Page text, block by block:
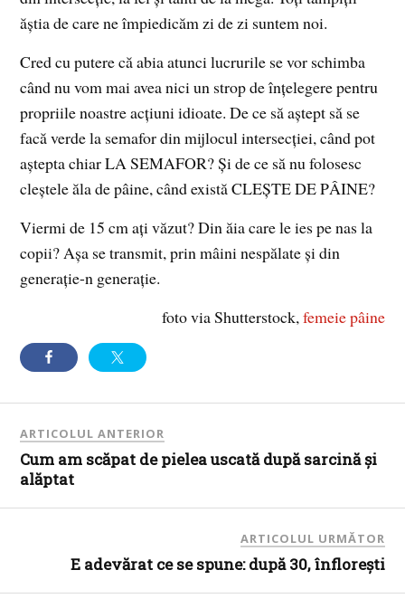
ăștia de care ne împiedicăm zi de zi suntem noi.
Cred cu putere că abia atunci lucrurile se vor schimba
când nu vom mai avea nici un strop de înțelegere pentru
propriile noastre acțiuni idioate. De ce să aștept să se
facă verde la semafor din mijlocul intersecției, când pot
aștepta chiar LA SEMAFOR? Și de ce să nu folosesc
cleștele ăla de pâine, când există CLEȘTE DE PÂINE?
Viermi de 15 cm ați văzut? Din ăia care le ies pe nas la
copii? Așa se transmit, prin mâini nespălate și din
generație-n generație.
foto via Shutterstock,femeie pâine
ARTICOLUL ANTERIOR
Cum am scăpat de pielea uscată după sarcină și
alăptat
ARTICOLUL URMĂTOR
E adevărat ce se spune: după 30, înflorești